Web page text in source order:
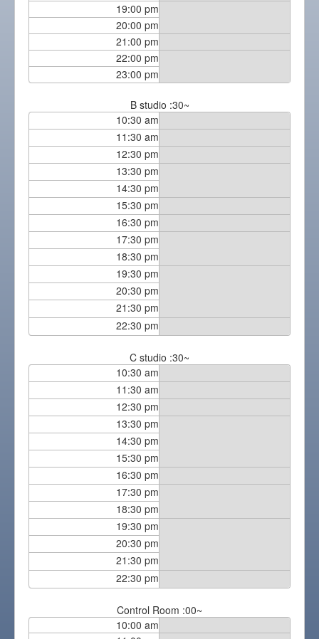
19:00 pm
20:00 pm
21:00 pm
22:00 pm
23:00 pm
B studio :30~
10:30 am
11:30 am
12:30 pm
13:30 pm
14:30 pm
15:30 pm
16:30 pm
17:30 pm
18:30 pm
19:30 pm
20:30 pm
21:30 pm
22:30 pm
C studio :30~
10:30 am
11:30 am
12:30 pm
13:30 pm
14:30 pm
15:30 pm
16:30 pm
17:30 pm
18:30 pm
19:30 pm
20:30 pm
21:30 pm
22:30 pm
Control Room :00~
10:00 am